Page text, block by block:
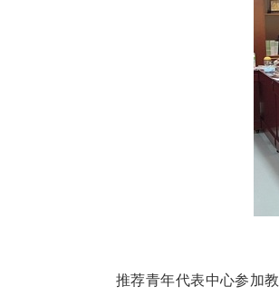
推荐青年代表中心参加